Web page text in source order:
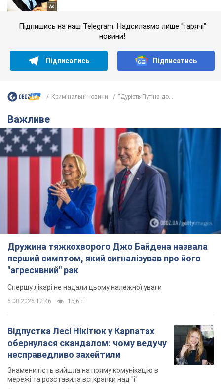
Підпишись на наш Telegram. Надсилаємо лише "гарячі"
новини!
Підписатись Підписатись
Кримінальні новини ''Дурість Путіна до...
Важливе
Дружина тяжкохворого Джо Байдена назвала
перший симптом, який сигналізував про його
"агресивний" рак
Спершу лікарі не надали цьому належної уваги
6.08.2026 12:46 15,6 т.
Відпустка Лесі Нікітюк у Карпатах
обернулася скандалом: чому ведучу
несправедливо захейтили
Знаменитість вийшла на пряму комунікацію в
мережі та розставила всі крапки над "і"